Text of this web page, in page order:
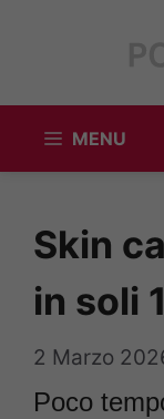
MENU
Skin
in soli
2 Marzo
Poco